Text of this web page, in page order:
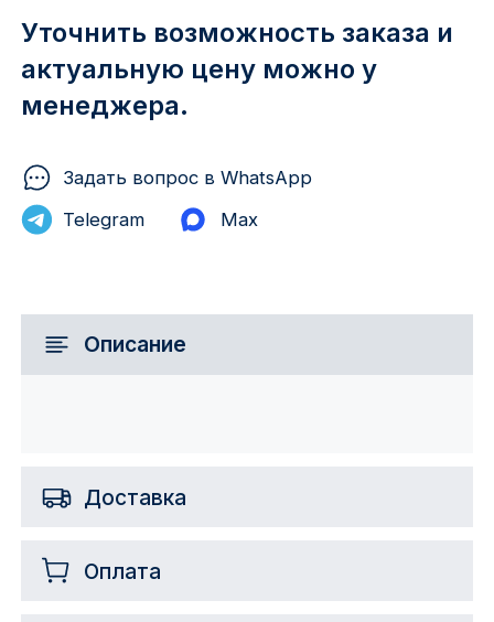
Уточнить возможность заказа и
актуальную цену можно у
менеджера.
Задать вопрос в WhatsApp
Telegram
Max
Описание
Доставка
Оплата